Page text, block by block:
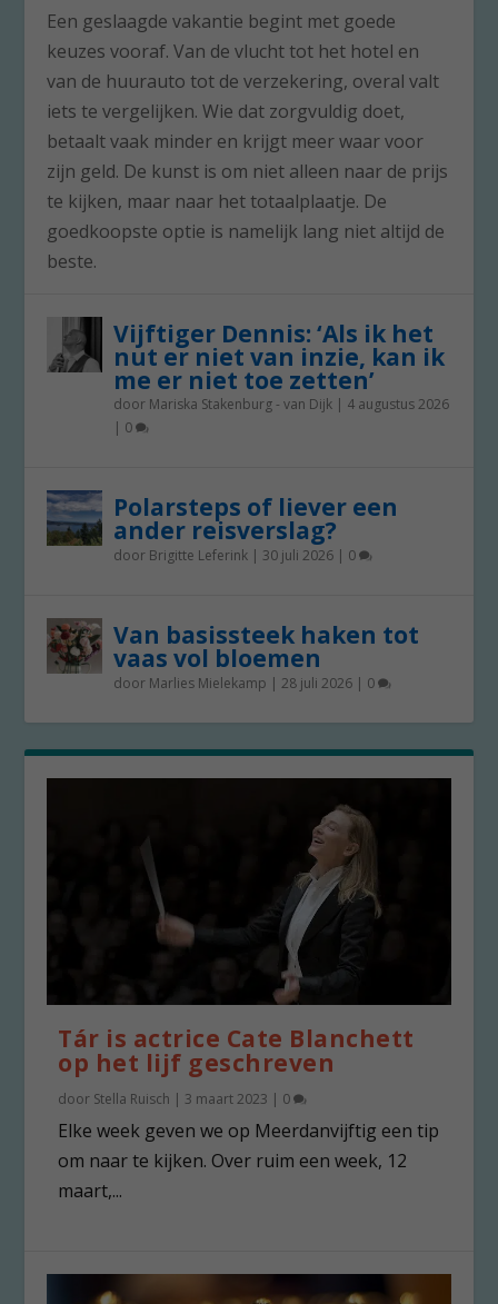
Een geslaagde vakantie begint met goede
keuzes vooraf. Van de vlucht tot het hotel en
van de huurauto tot de verzekering, overal valt
iets te vergelijken. Wie dat zorgvuldig doet,
betaalt vaak minder en krijgt meer waar voor
zijn geld. De kunst is om niet alleen naar de prijs
te kijken, maar naar het totaalplaatje. De
goedkoopste optie is namelijk lang niet altijd de
beste.
Vijftiger Dennis: ‘Als ik het
nut er niet van inzie, kan ik
me er niet toe zetten’
door Mariska Stakenburg - van Dijk | 4 augustus 2026
| 0
Polarsteps of liever een
ander reisverslag?
door Brigitte Leferink | 30 juli 2026 | 0
Van basissteek haken tot
vaas vol bloemen
door Marlies Mielekamp |28 juli 2026 | 0
Tár is actrice Cate Blanchett
op het lijf geschreven
door Stella Ruisch | 3 maart 2023 | 0
Elke week geven we op Meerdanvijftig een tip
om naar te kijken. Over ruim een week, 12
maart,...